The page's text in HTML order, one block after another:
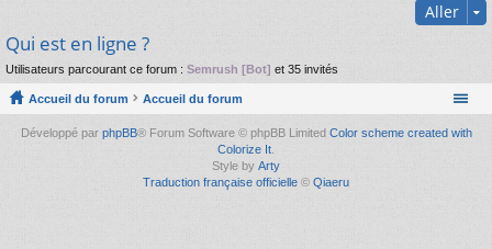
Aller
Qui est en ligne ?
Utilisateurs parcourant ce forum : Semrush [Bot] et 35 invités
Accueil du forum Accueil du forum
Développé par phpBB® Forum Software © phpBB Limited Color scheme created with
Colorize It
Style by Arty
Traduction française officielle © Qiaeru